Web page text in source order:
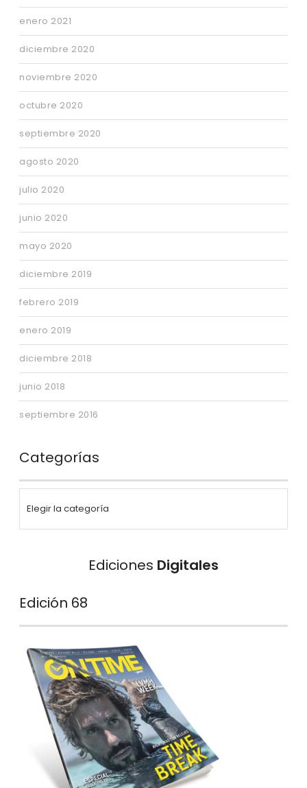
enero 2021
diciembre 2020
noviembre 2020
octubre 2020
septiembre 2020
agosto 2020
julio 2020
junio 2020
mayo 2020
diciembre 2019
febrero 2019
enero 2019
diciembre 2018
junio 2018
septiembre 2016
Categorías
Ediciones Digitales
Edición 68